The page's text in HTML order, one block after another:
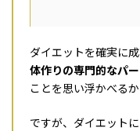
ダイエットを確実に
体作りの専門的なパ
ことを思い浮かべるか
ですが、ダイエット